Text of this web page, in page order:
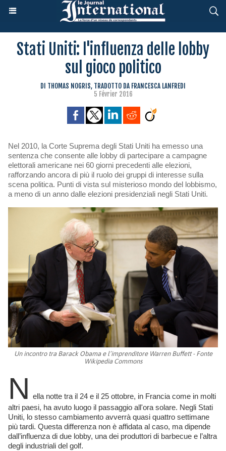
Stati Uniti: l'influenza delle lobby
sul gioco politico
DI THOMAS NOGRIS, TRADOTTO DA FRANCESCA LANFREDI
5 Février 2016
Nel 2010, la Corte Suprema degli Stati Uniti ha emesso una
sentenza che consente alle lobby di partecipare a campagne
elettorali americane nei 60 giorni precedenti alle elezioni,
rafforzando ancora di più il ruolo dei gruppi di interesse sulla
scena politica. Punti di vista sul misterioso mondo del lobbismo,
a meno di un anno dalle elezioni presidenziali negli Stati Uniti.
Un incontro tra Barack Obama e l’imprenditore Warren Buffett - Fonte
Wikipedia Commons
N ella notte tra il 24 e il 25 ottobre, in Francia come in molti
altri paesi, ha avuto luogo il passaggio all'ora solare. Negli Stati
Uniti, lo stesso cambiamento avverrà quasi quattro settimane
più tardi. Questa differenza non è affidata al caso, ma dipende
dall’influenza di due lobby, una dei produttori di barbecue e l’altra
degli industriali del golf.